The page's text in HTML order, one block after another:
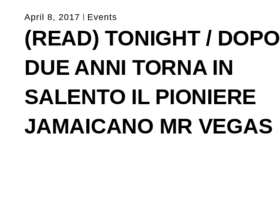
April 8, 2017 Events
(READ) TONIGHT / DOPO
DUE ANNI TORNA IN
SALENTO IL PIONIERE
JAMAICANO MR VEGAS